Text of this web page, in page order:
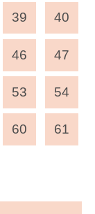
39 40
46 47
53 54
60 61